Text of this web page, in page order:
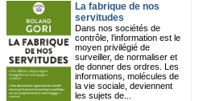
La fabrique de nos
servitudes
Dans nos sociétés de
contrôle, l’information est le
moyen privilégié de
surveiller, de normaliser et
de donner des ordres. Les
informations, molécules de
la vie sociale, deviennent
les sujets de...